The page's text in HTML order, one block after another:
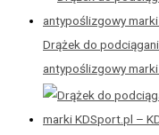
Drążek do
antypoślizgowy